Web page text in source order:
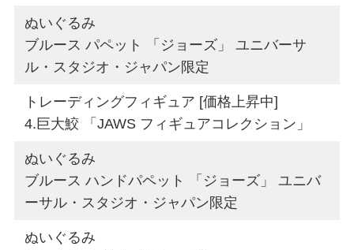
ぬいぐるみ
ブルース パペット 「ジョーズ」 ユニバーサ
ル・スタジオ・ジャパン限定
トレーディングフィギュア [価格上昇中]
4.巨大鮫 「JAWS フィギュアコレクション」
ぬいぐるみ
ブルース ハンドパペット 「ジョーズ」 ユニバ
ーサル・スタジオ・ジャパン限定
ぬいぐるみ